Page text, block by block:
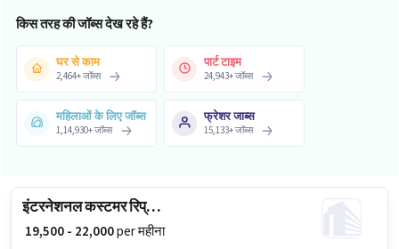
किस तरह की जॉब्स देख रहे हैं?
घर से काम
2,464+जॉब्स
पार्ट टाइम
24,943+जॉब्स
महिलाओं के लिए जॉब्स
1,14,930+जॉब्स
फ्रेशर जाब्स
15,133+जॉब्स
इंटरनेशनल कस्टमर रिप्रेजेंटेटिव
₹ 19,500 - 22,000per महीना